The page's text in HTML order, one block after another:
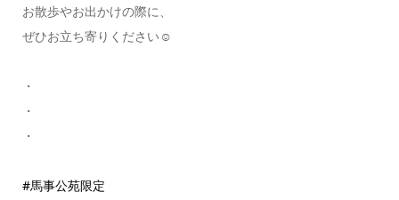
お散歩やお出かけの際に、
ぜひお立ち寄りください☺️
・
・
・
#馬事公苑限定